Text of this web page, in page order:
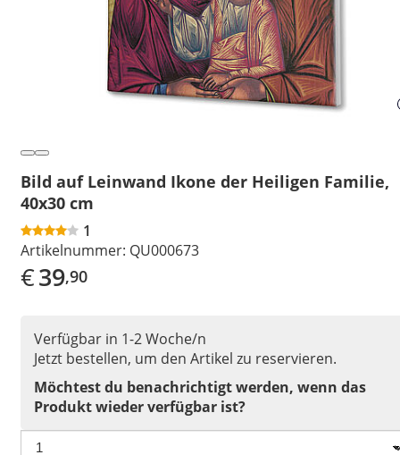
Bild auf Leinwand Ikone der Heiligen Familie,
40x30 cm
1
Artikelnummer: QU000673
€39,90
Verfügbar in 1-2 Woche/n
Jetzt bestellen, um den Artikel zu reservieren.
Möchtest du benachrichtigt werden, wenn das
Produkt wieder verfügbar ist?